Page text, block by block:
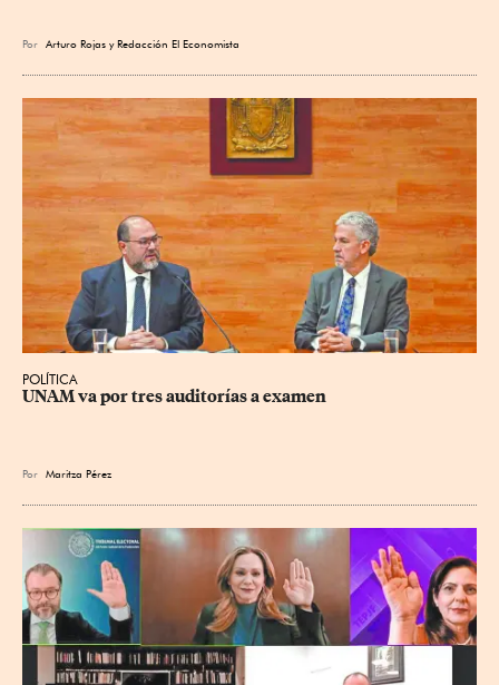
Por Arturo Rojas yRedacción El Economista
POLÍTICA
UNAM va por tres auditorías a examen
Por Maritza Pérez